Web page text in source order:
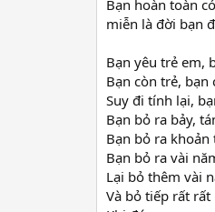
Bạn hoàn toàn
miễn là đời bạn
Bạn yêu trẻ em,
Bạn còn trẻ,
Suy đi tính lại,
Bạn bỏ ra bảy,
Bạn bỏ ra
Bạn bỏ ra vài
Lại bỏ thêm vài
Và bỏ tiếp rất